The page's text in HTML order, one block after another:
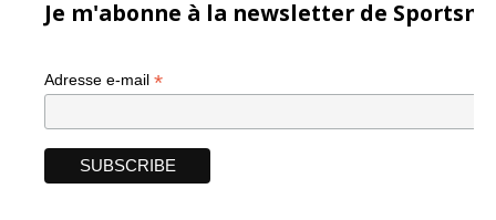
Je m'abonne à la newsletter de
Adresse e-mail *